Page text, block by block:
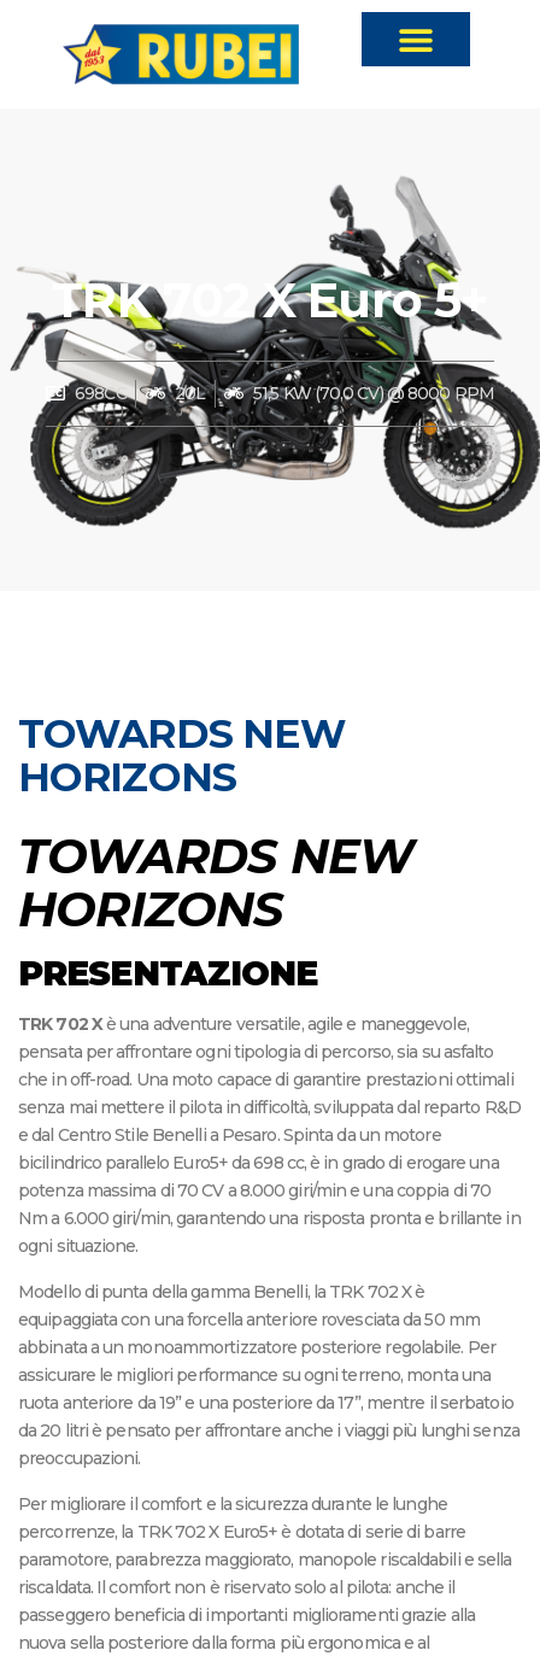
TRK 702 X Euro 5+
698CC 20L 51,5 KW (70,0 CV) @ 8000 RPM
TOWARDS NEW
HORIZONS
TOWARDS NEW
HORIZONS
PRESENTAZIONE
TRK 702 Xè una adventure versatile, agile e maneggevole,
pensata per affrontare ogni tipologia di percorso, sia su asfalto
che in off-road. Una moto capace di garantire prestazioni ottimali
senza mai mettere il pilota in difficoltà, sviluppata dal reparto R&D
e dal Centro Stile Benelli a Pesaro. Spinta da un motore
bicilindrico parallelo Euro5+ da 698 cc, è in grado di erogare una
potenza massima di 70 CV a 8.000 giri/min e una coppia di 70
Nm a 6.000 giri/min, garantendo una risposta pronta e brillante in
ogni situazione.
Modello di punta della gamma Benelli, la TRK 702 X è
equipaggiata con una forcella anteriore rovesciata da 50 mm
abbinata a un monoammortizzatore posteriore regolabile. Per
assicurare le migliori performance su ogni terreno, monta una
ruota anteriore da 19” e una posteriore da 17”, mentre il serbatoio
da 20 litri è pensato per affrontare anche i viaggi più lunghi senza
preoccupazioni.
Per migliorare il comfort e la sicurezza durante le lunghe
percorrenze, la TRK 702 X Euro5+ è dotata di serie di barre
paramotore, parabrezza maggiorato, manopole riscaldabili e sella
riscaldata. Il comfort non è riservato solo al pilota: anche il
passeggero beneficia di importanti miglioramenti grazie alla
nuova sella posteriore dalla forma più ergonomica e al